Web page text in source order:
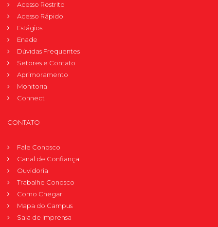
Acesso Restrito
Acesso Rápido
Estágios
Enade
Dúvidas Frequentes
Setores e Contato
Aprimoramento
Monitoria
Connect
CONTATO
Fale Conosco
Canal de Confiança
Ouvidoria
Trabalhe Conosco
Como Chegar
Mapa do Campus
Sala de Imprensa